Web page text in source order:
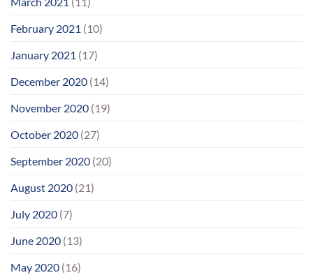
February 2021 (10)
January 2021 (17)
December 2020 (14)
November 2020 (19)
October 2020 (27)
September 2020 (20)
August 2020 (21)
July 2020 (7)
June 2020 (13)
May 2020 (16)